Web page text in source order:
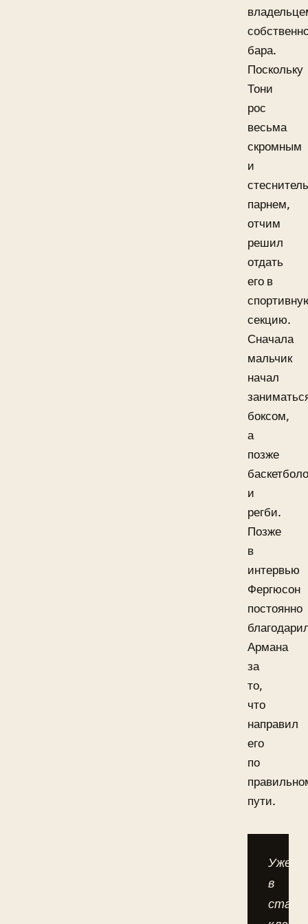
бара.
Поскольку
Тони
рос
весьма
скромным
и
парнем,
отчим
решил
отдать
его в
секцию.
Сначала
мальчик
начал
боксом,
а
позже
и
регби.
Позже
в
интервью
Фергюсон
постоянно
Армана
за
то,
что
направил
его
по
пути.
Уже
в